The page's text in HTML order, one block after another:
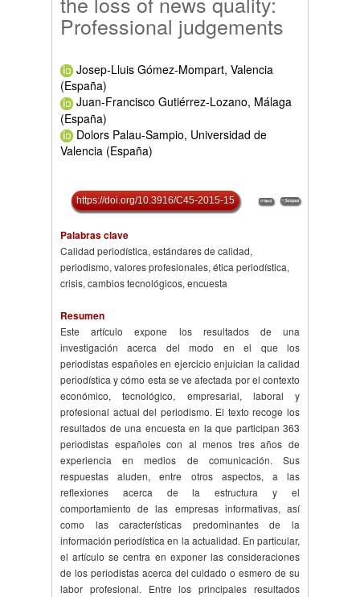
Professional judgements
Josep-Lluis Gómez-Mompart, Valencia
(España)
Juan-Francisco Gutiérrez-Lozano, Málaga
(España)
Dolors Palau-Sampio, Universidad de
Valencia (España)
https://doi.org/10.3916/C45-2015-15
Palabras clave
Calidad periodística, estándares de calidad,
periodismo, valores profesionales, ética periodística,
crisis, cambios tecnológicos, encuesta
Resumen
Este artículo expone los resultados de una
investigación acerca del modo en el que los
periodistas españoles en ejercicio enjuician la calidad
periodística y cómo esta se ve afectada por el contexto
económico, tecnológico, empresarial, laboral y
profesional actual del periodismo. El texto recoge los
resultados de una encuesta en la que participan 363
periodistas españoles con al menos tres años de
experiencia en medios de comunicación. Sus
respuestas aluden, entre otros aspectos, a las
reflexiones acerca de la estructura y el
comportamiento de las empresas informativas, así
como las características predominantes de la
información periodística en la actualidad. En particular,
el artículo se centra en exponer las consideraciones
de los periodistas acerca del cuidado o esmero de su
labor profesional. Entre los principales resultados